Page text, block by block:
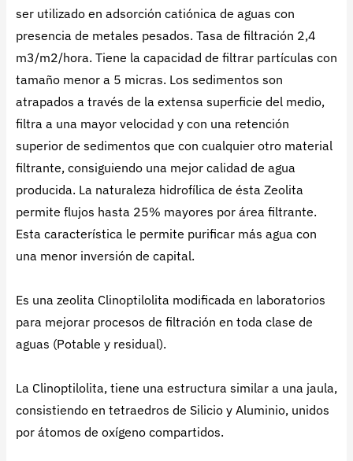
ser utilizado en adsorción catiónica de aguas con
presencia de metales pesados. Tasa de filtración 2,4
m3/m2/hora. Tiene la capacidad de filtrar partículas con
tamaño menor a 5 micras. Los sedimentos son
atrapados a través de la extensa superficie del medio,
filtra a una mayor velocidad y con una retención
superior de sedimentos que con cualquier otro material
filtrante, consiguiendo una mejor calidad de agua
producida. La naturaleza hidrofílica de ésta Zeolita
permite flujos hasta 25% mayores por área filtrante.
Esta característica le permite purificar más agua con
una menor inversión de capital.
Es una zeolita Clinoptilolita modificada en laboratorios
para mejorar procesos de filtración en toda clase de
aguas (Potable y residual).
La Clinoptilolita, tiene una estructura similar a una jaula,
consistiendo en tetraedros de Silicio y Aluminio, unidos
por átomos de oxígeno compartidos.